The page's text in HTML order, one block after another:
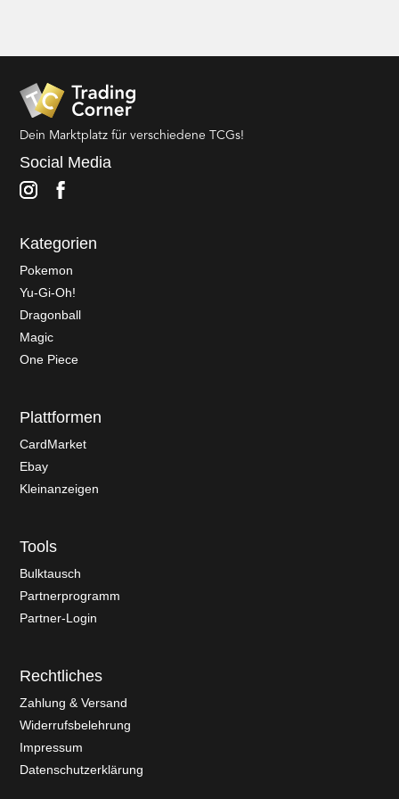
Dein Marktplatz für verschiedene TCGs!
Social Media
Kategorien
Pokemon
Yu-Gi-Oh!
Dragonball
Magic
One Piece
Plattformen
CardMarket
Ebay
Kleinanzeigen
Tools
Bulktausch
Partnerprogramm
Partner-Login
Rechtliches
Zahlung & Versand
Widerrufsbelehrung
Impressum
Datenschutzerklärung